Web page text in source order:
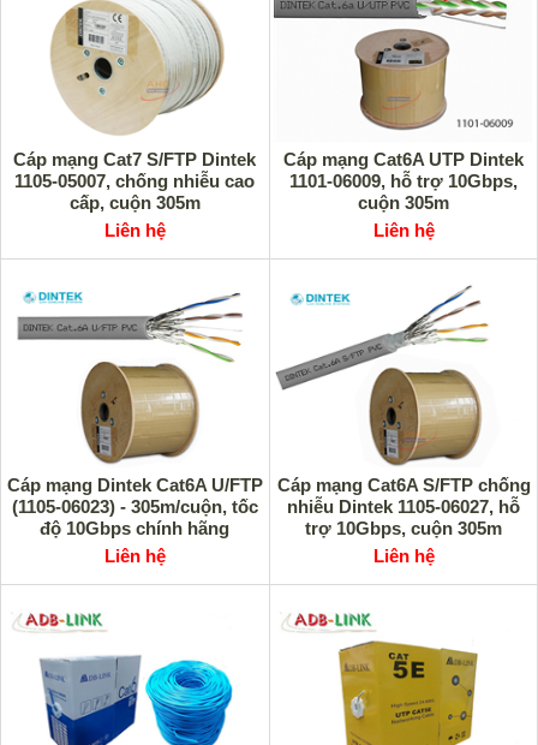
Cáp mạng Cat7 S/FTP Dintek
1105-05007, chống nhiễu cao
cấp, cuộn 305m
Liên hệ
Cáp mạng Cat6A UTP Dintek
1101-06009, hỗ trợ 10Gbps,
cuộn 305m
Liên hệ
Cáp mạng Dintek Cat6A U/FTP
(1105-06023) - 305m/cuộn, tốc
độ 10Gbps chính hãng
Liên hệ
Cáp mạng Cat6A S/FTP chống
nhiễu Dintek 1105-06027, hỗ
trợ 10Gbps, cuộn 305m
Liên hệ